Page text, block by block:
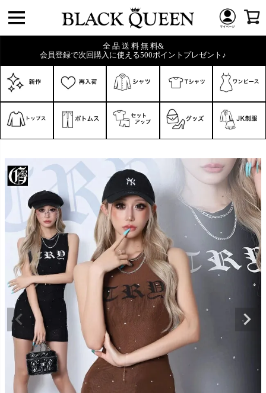
全 品 送 料 無 料&
会員登録で次回購入に使える500ポイントプレゼント♪